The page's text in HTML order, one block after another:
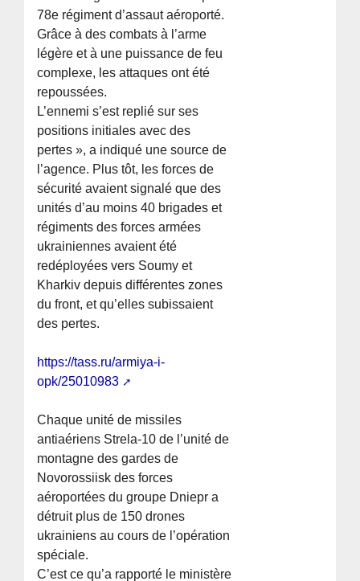
78e régiment d’assaut aéroporté.
Grâce à des combats à l’arme
légère et à une puissance de feu
complexe, les attaques ont été
repoussées.
L’ennemi s’est replié sur ses
positions initiales avec des
pertes », a indiqué une source de
l’agence. Plus tôt, les forces de
sécurité avaient signalé que des
unités d’au moins 40 brigades et
régiments des forces armées
ukrainiennes avaient été
redéployées vers Soumy et
Kharkiv depuis différentes zones
du front, et qu’elles subissaient
des pertes.
https://tass.ru/armiya-i-
opk/25010983
Chaque unité de missiles
antiaériens Strela-10 de l’unité de
montagne des gardes de
Novorossiisk des forces
aéroportées du groupe Dniepr a
détruit plus de 150 drones
ukrainiens au cours de l’opération
spéciale.
C’est ce qu’a rapporté le ministère